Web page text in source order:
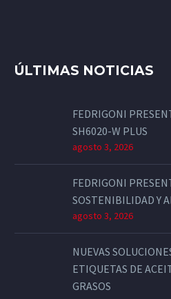
ÚLTIMAS NOTICIAS
FEDRIGONI
SH6020-W PLUS
agosto 3, 2026
FEDRIGONI
SOSTENIBILIDAD Y
agosto 3, 2026
NUEVAS
ETIQUETAS DE
GRASOS